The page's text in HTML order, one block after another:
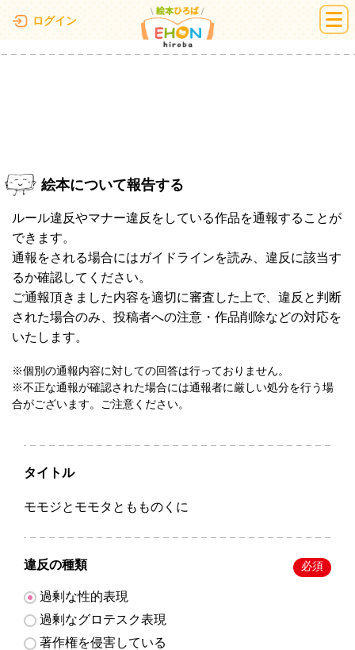
ログイン 絵本ひろば
絵本について報告する
ルール違反やマナー違反をしている作品を通報することが
できます。
通報をされる場合にはガイドラインを読み、違反に該当す
るか確認してください。
ご通報頂きました内容を適切に審査した上で、違反と判断
された場合のみ、投稿者への注意・作品削除などの対応を
いたします。
※個別の通報内容に対しての回答は行っておりません。
※不正な通報が確認された場合には通報者に厳しい処分を行う場
合がございます。ご注意ください。
タイトル
モモジとモモタともものくに
違反の種類 必須
過剰な性的表現
過剰なグロテスク表現
著作権を侵害している